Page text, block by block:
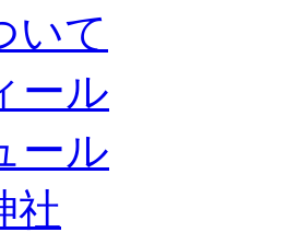
いて
ール
ール
社